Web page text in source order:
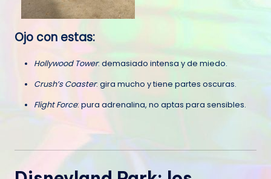
Ojo con estas:
Hollywood Tower: demasiado intensa y de miedo.
Crush’s Coaster: gira mucho y tiene partes oscuras.
Flight Force: pura adrenalina, no aptas para sensibles.